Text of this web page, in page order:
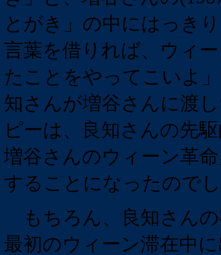
とがき」の中にはっき
言葉を借りれば、ウィ
たことをやってこいよ
知さんが増谷さんに渡
ピーは、良知さんの先
増谷さんのウィーン革
することになったので
もちろん、良知さんの
最初のウィーン滞在中